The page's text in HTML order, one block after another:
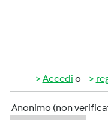
Accedi o
Anonimo (non